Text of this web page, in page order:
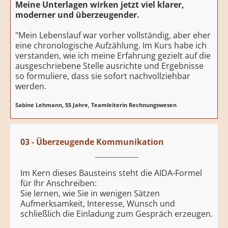
Meine Unterlagen wirken jetzt viel klarer,
moderner und überzeugender.
"Mein Lebenslauf war vorher vollständig, aber eher
eine chronologische Aufzählung. Im Kurs habe ich
verstanden, wie ich meine Erfahrung gezielt auf die
ausgeschriebene Stelle ausrichte und Ergebnisse
so formuliere, dass sie sofort nachvollziehbar
werden.
Sabine Lehmann, 55 Jahre, Teamleiterin Rechnungswesen
03 - Überzeugende Kommunikation
Im Kern dieses Bausteins steht die AIDA-Formel
für Ihr Anschreiben:
Sie lernen, wie Sie in wenigen Sätzen
Aufmerksamkeit, Interesse, Wunsch und
schließlich die Einladung zum Gespräch erzeugen.